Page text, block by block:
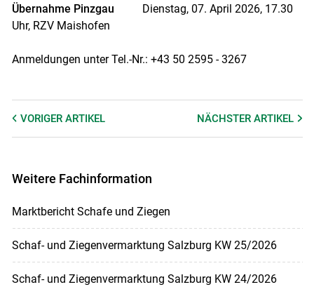
Übernahme Pinzgau Dienstag, 07. April 2026, 17.30
Uhr, RZV Maishofen
Anmeldungen unter Tel.-Nr.: +43 50 2595 - 3267
VORIGER ARTIKEL NÄCHSTERARTIKEL
Weitere Fachinformation
Marktbericht Schafe und Ziegen
Schaf- und Ziegenvermarktung Salzburg KW 25/2026
Schaf- und Ziegenvermarktung Salzburg KW 24/2026